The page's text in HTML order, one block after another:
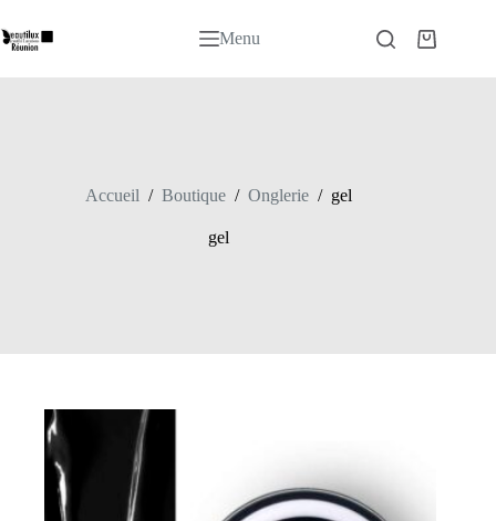
au
contenu
Menu
Panier
Accueil / Boutique / Onglerie / gel
gel